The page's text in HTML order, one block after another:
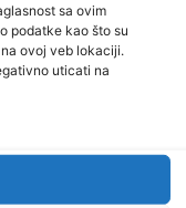
sa ovim
podatke kao što su
ovoj veb lokaciji.
uticati na
Međutim, ono
nije radilo. Kako
brojna